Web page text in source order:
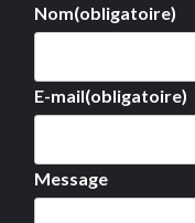
Nom(obligatoire)
E-mail(obligatoire)
Message